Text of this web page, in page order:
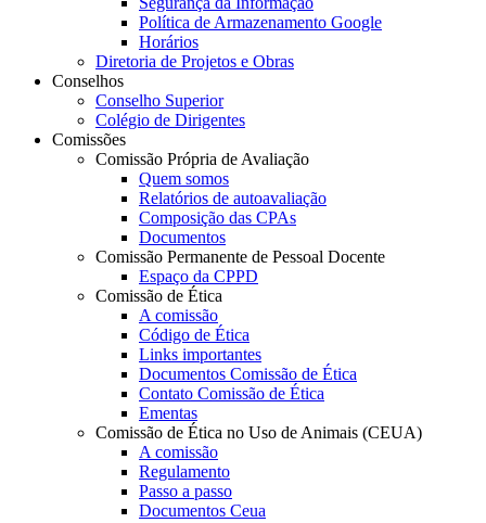
Política de Armazenamento Google
Horários
Diretoria de Projetos e Obras
Conselhos
Conselho Superior
Colégio de Dirigentes
Comissões
Comissão Própria de Avaliação
Quem somos
Relatórios de autoavaliação
Composição das CPAs
Documentos
Comissão Permanente de Pessoal Docente
Espaço da CPPD
Comissão de Ética
A comissão
Código de Ética
Links importantes
Documentos Comissão de Ética
Contato Comissão de Ética
Ementas
Comissão de Ética no Uso de Animais (CEUA)
A comissão
Regulamento
Passo a passo
Documentos Ceua